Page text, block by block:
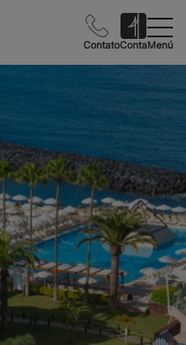
ContatoContaMenú